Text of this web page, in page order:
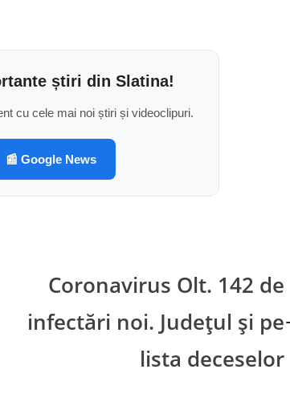
știri din Slatina!
cu cele mai noi știri și videoclipuri.
📰 Google News
Coronavirus Olt. 142 de
infectări noi. Judeţul şi pe
lista deceselor